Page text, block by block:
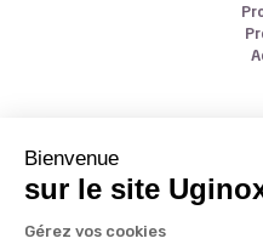
Bienvenue
sur le site
Gérez vos cookies